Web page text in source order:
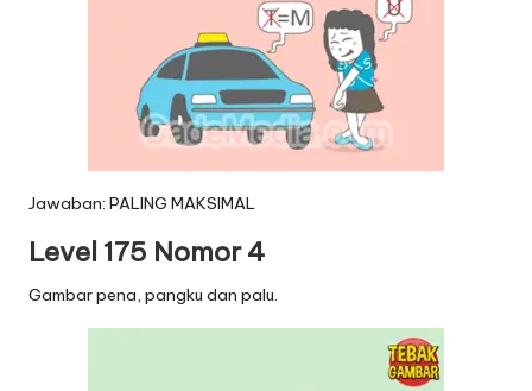
Jawaban: PALING MAKSIMAL
Level 175 Nomor 4
Gambar pena, pangku dan palu.